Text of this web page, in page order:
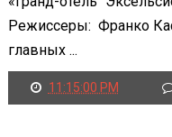
Режиссеры: Франко
главных ...
11:15:00 PM